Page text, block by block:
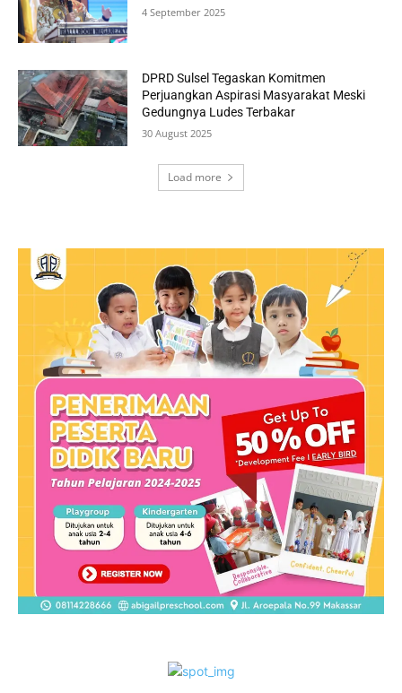
4 September 2025
DPRD Sulsel Tegaskan Komitmen
Perjuangkan Aspirasi Masyarakat Meski
Gedungnya Ludes Terbakar
30 August 2025
Load more